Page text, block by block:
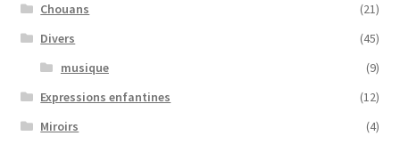
Chouans
(21)
Divers
(45)
musique
(9)
Expressions enfantines
(12)
Miroirs
(4)